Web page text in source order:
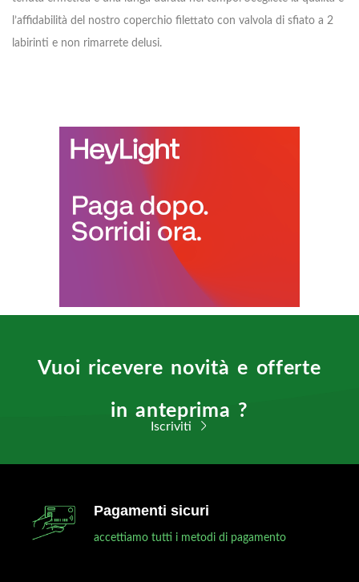
l’affidabilità del nostro coperchio filettato con valvola di sfiato a 2
labirinti e non rimarrete delusi.
Vuoi ricevere novità e offerte
in anteprima ?
Iscriviti
Pagamenti sicuri
accettiamo tutti i metodi di pagamento